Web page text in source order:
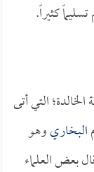
كثيراً.
التي أتى
البخاريوهو
بعض العلماء